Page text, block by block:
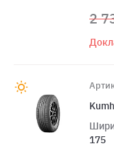
2
175